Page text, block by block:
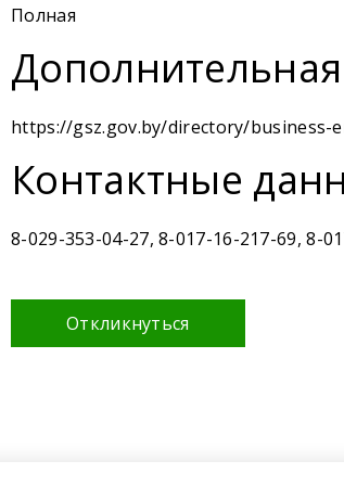
Полная
https://gsz.gov.by/directory/business-
Контактные
8-029-353-04-27, 8-017-16-217-69, 8-
Откликнуться